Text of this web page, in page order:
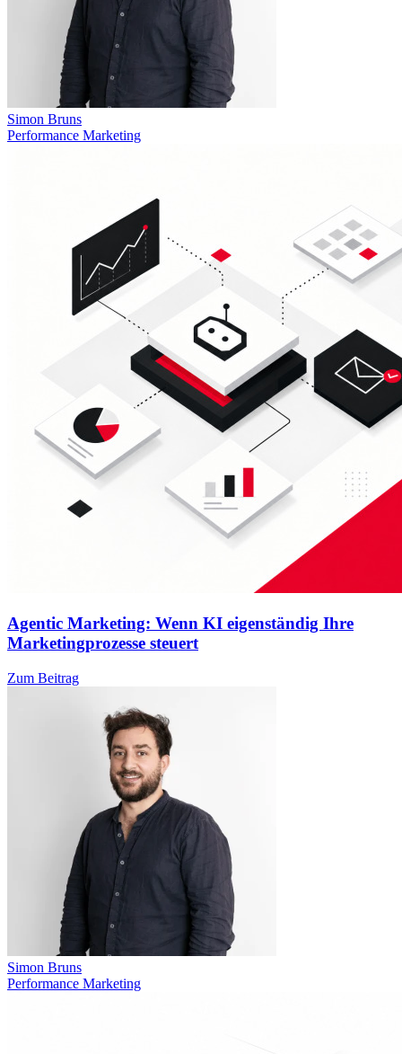
Simon Bruns
Performance Marketing
Agentic Marketing: Wenn KI eigenständig Ihre
Marketingprozesse steuert
Zum Beitrag
Simon Bruns
Performance Marketing